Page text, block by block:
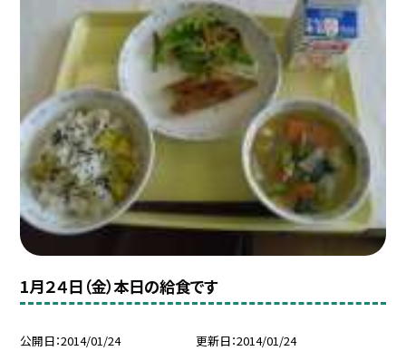
1月２４日（金）本日の給食です
公開日 2014/01/24 更新日 2014/01/24